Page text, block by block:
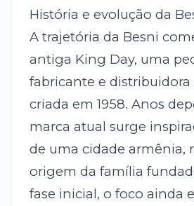
História e evolução da
A trajetória da Besni
antiga King Day, uma
fabricante e distribuidora
criada em 1958. Anos
marca atual surge
de uma cidade armênia,
origem da família
fase inicial, o foco ainda